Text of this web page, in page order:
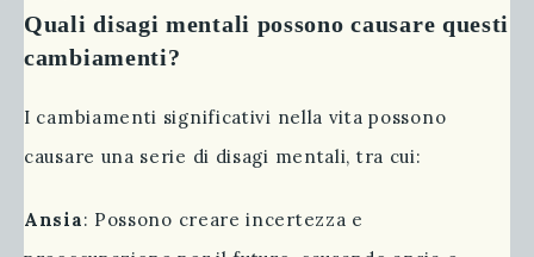
Quali disagi mentali possono causare questi
cambiamenti?
I cambiamenti significativi nella vita possono
causare una serie di disagi mentali, tra cui:
Ansia: Possono creare incertezza e